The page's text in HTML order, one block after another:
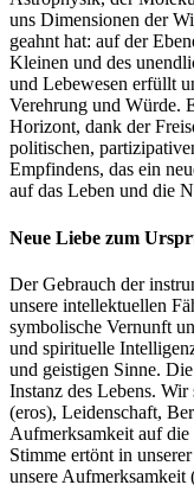
uns Dimensionen der
geahnt hat: auf der
Kleinen und des
und Lebewesen erfüllt
Verehrung und Würde.
Horizont, dank der
politischen,
Empfindens, das ein
auf das Leben und die
Neue Liebe zum
Der Gebrauch der
unsere intellektuellen
symbolische Vernunft
und spirituelle
und geistigen Sinne.
Instanz des Lebens.
(eros), Leidenschaft,
Aufmerksamkeit auf
Stimme ertönt in
unsere Aufmerksamkeit